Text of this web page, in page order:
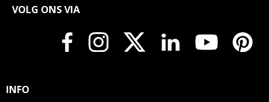
VOLG ONS VIA
INFO